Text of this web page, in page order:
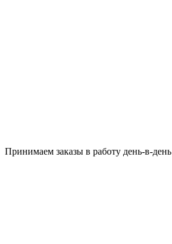
Принимаем заказы в работу день-в-день